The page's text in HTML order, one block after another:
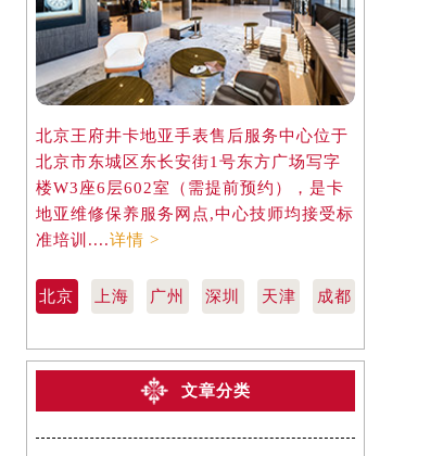
北京王府井卡地亚手表售后服务中心位于
北京市东城区东长安街1号东方广场写字
楼W3座6层602室（需提前预约），是卡
地亚维修保养服务网点,中心技师均接受标
准培训....详情 >
北京 上海 广州 深圳 天津 成都
文章分类